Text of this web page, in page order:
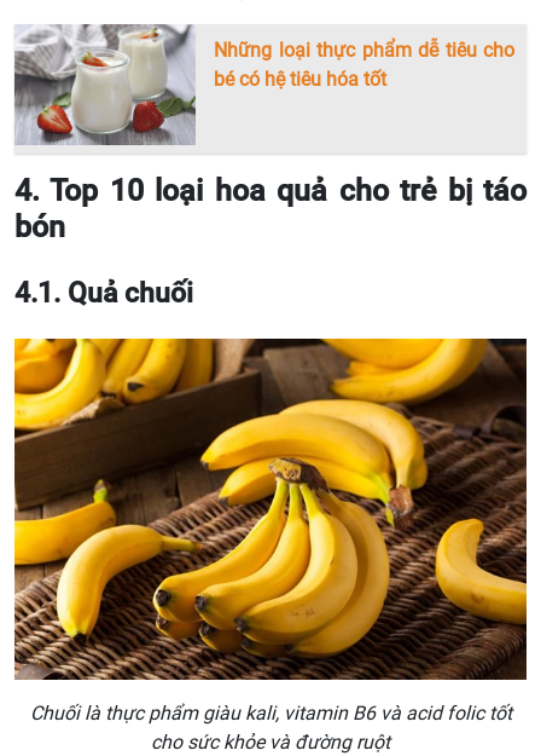
Những loại thực phẩm dễ tiêu cho
bé có hệ tiêu hóa tốt
4. Top 10 loại hoa quả cho trẻ bị táo
bón
4.1. Quả chuối
Chuối là thực phẩm giàu kali, vitamin B6 và acid folic tốt
cho sức khỏe và đường ruột